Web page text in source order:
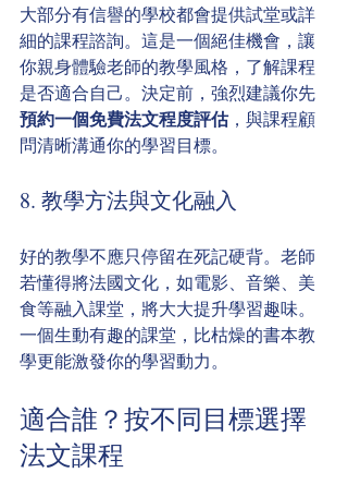
大部分有信譽的學校都會提供試堂或詳
細的課程諮詢。這是一個絕佳機會，讓
你親身體驗老師的教學風格，了解課程
是否適合自己。決定前，強烈建議你先
預約一個免費法文程度評估，與課程顧
問清晰溝通你的學習目標。
8. 教學方法與文化融入
好的教學不應只停留在死記硬背。老師
若懂得將法國文化，如電影、音樂、美
食等融入課堂，將大大提升學習趣味。
一個生動有趣的課堂，比枯燥的書本教
學更能激發你的學習動力。
適合誰？按不同目標選擇
法文課程